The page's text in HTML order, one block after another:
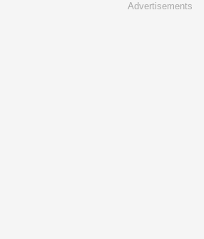
Advertisements